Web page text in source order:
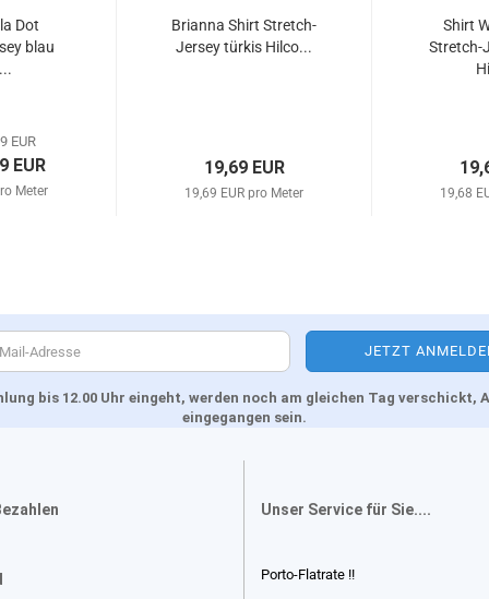
Dot
blau
EUR
EUR
Meter
Brianna Shirt Stretch-
Jersey türkis Hilco...
19,69 EUR
19,69 EUR pro Meter
Shirt
Stretch-
19,68
bis 12.00 Uhr eingeht, werden noch am gleichen Tag verschickt,
eingegangen sein.
Unser Service für Sie....
Porto-Flatrate !!